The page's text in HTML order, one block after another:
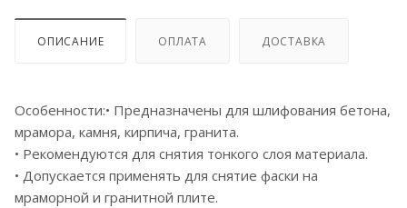
ОПИСАНИЕ ОПЛАТА ДОСТАВКА
Особенности:• Предназначены для шлифования бетона,
мрамора, камня, кирпича, гранита.
• Рекомендуются для снятия тонкого слоя материала.
• Допускается применять для снятие фаски на
мраморной и гранитной плите.